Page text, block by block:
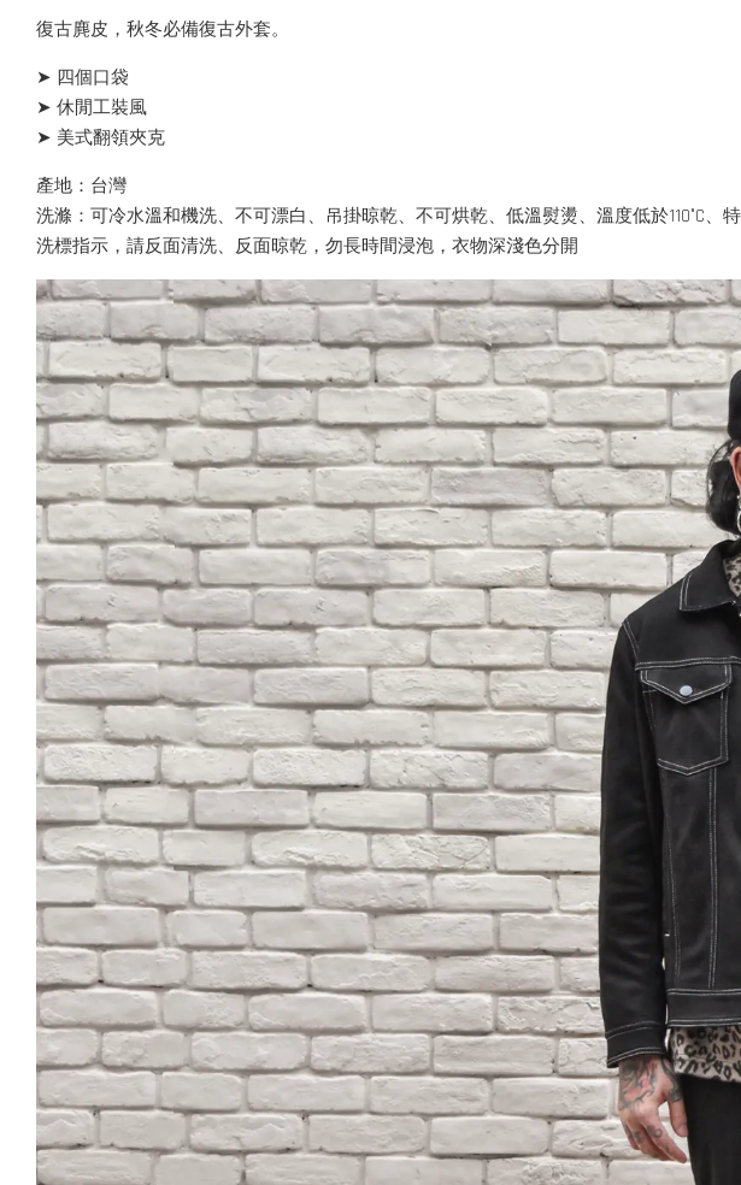
復古麂皮，秋冬必備復古外套。
➤ 四個口袋
➤ 休閒工裝風
➤ 美式翻領夾克
產地：台灣
洗滌：可冷水溫和機洗、不可漂白、吊掛晾乾、不可烘乾、低溫熨燙、溫度低於110°C
洗標指示，請反面清洗、反面晾乾，勿長時間浸泡，衣物深淺色分開